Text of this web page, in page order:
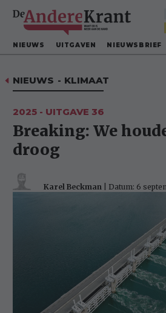
NIEUWS UITGAVEN NIEUWSBRIEF
D NIEUWS - KLIMAAT
2025 - UITGAVE 36
Breaking: We
droog
Karel Beckman | Datum: 6